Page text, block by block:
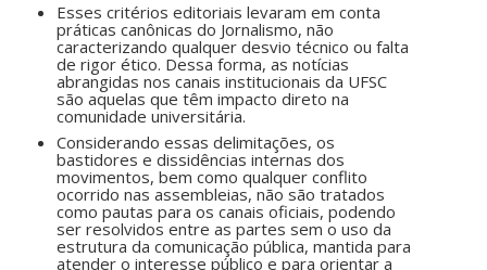
Esses critérios editoriais levaram em conta
práticas canônicas do Jornalismo, não
caracterizando qualquer desvio técnico ou falta
de rigor ético. Dessa forma, as notícias
abrangidas nos canais institucionais da UFSC
são aquelas que têm impacto direto na
comunidade universitária.
Considerando essas delimitações, os
bastidores e dissidências internas dos
movimentos, bem como qualquer conflito
ocorrido nas assembleias, não são tratados
como pautas para os canais oficiais, podendo
ser resolvidos entre as partes sem o uso da
estrutura da comunicação pública, mantida para
atender o interesse público e para orientar a